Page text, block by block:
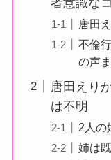
唐田
不倫
の声
唐田えり
は不明
2人の
姉は